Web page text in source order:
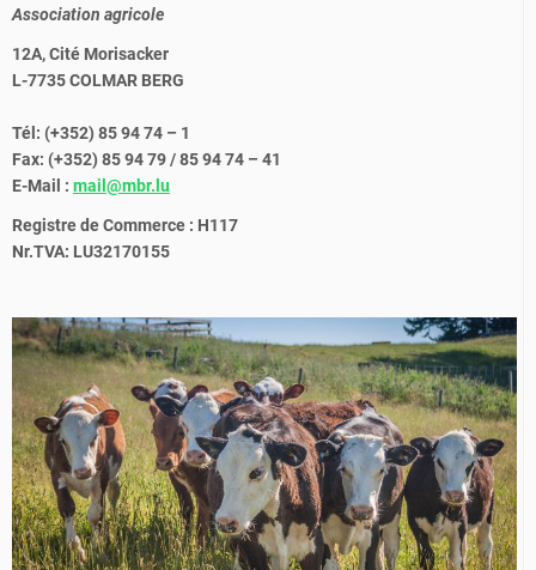
Association agricole
12A, Cité Morisacker
L-7735 COLMAR BERG
Tél: (+352) 85 94 74 – 1
Fax: (+352) 85 94 79 / 85 94 74 – 41
E-Mail : mail@mbr.lu
Registre de Commerce : H117
Nr.TVA: LU32170155